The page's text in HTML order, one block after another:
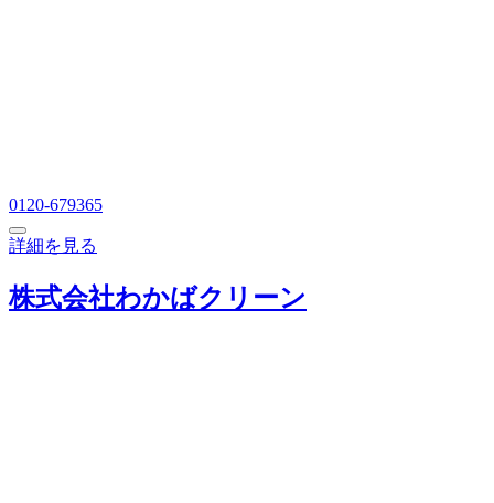
0120-679365
詳細を見る
株式会社わかばクリーン